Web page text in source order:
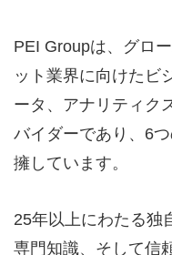
PEI Groupは、グロ
ット業界に向けたビ
ータ、アナリティク
バイダーであり、6
擁しています。
25年以上にわたる独
専門知識、そして信